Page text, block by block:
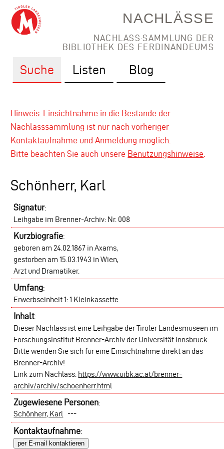
NACHLÄSSE
NACHLASS·SAMMLUNG DER
BIBLIOTHEK DES FERDINANDEUMS
Suche Listen Blog
Hinweis: Einsichtnahme in die Bestände der
Nachlasssammlung ist nur nach vorheriger
Kontaktaufnahme und Anmeldung möglich.
Bitte beachten Sie auch unsere Benutzungshinweise
Schönherr, Karl
Signatur:
Leihgabe im Brenner-Archiv: Nr. 008
Kurzbiografie:
geboren am 24.02.1867 in Axams,
gestorben am 15.03.1943 in Wien,
Arzt und Dramatiker.
Umfang:
Erwerbseinheit 1: 1 Kleinkassette
Inhalt:
Dieser Nachlass ist eine Leihgabe der Tiroler Landesmuseen im
Forschungsinstitut Brenner-Archiv der Universität Innsbruck.
Bitte wenden Sie sich für eine Einsichtnahme direkt an das
Brenner-Archiv!
Link zum Nachlass: https://www.uibk.ac.at/brenner-
archiv/archiv/schoenherr.html
Zugewiesene Personen:
Schönherr, Karl ---
Kontaktaufnahme:
per E-mail kontaktieren